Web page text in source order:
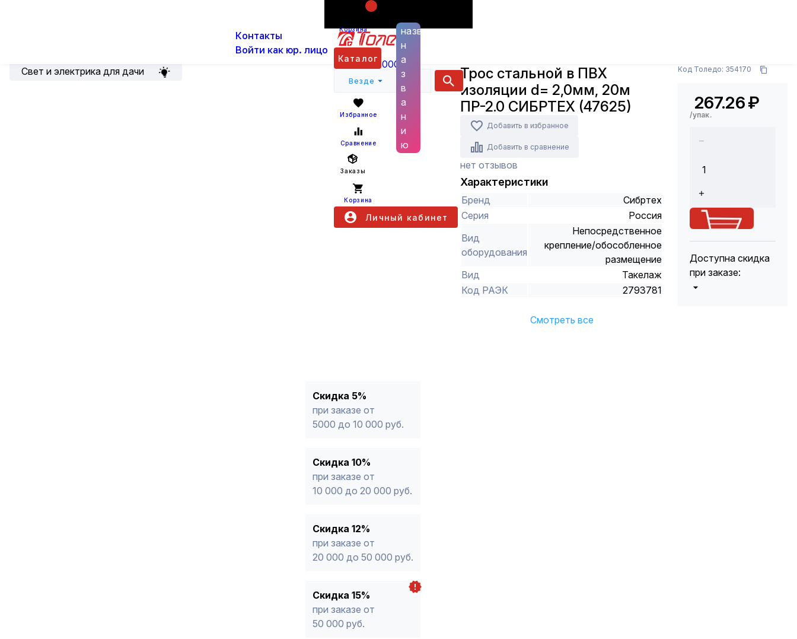
Контакты
Войти как юр. лицо
Корзина
+7 (800) 6000 600
Каталог
Везде
названию
н
а
з
в
а
н
и
ю
Избранное
Сравнение
Заказы
Корзина
Личный кабинет
Свет и электрика для дачи
Каталог Кабельная арматура
20м ПР-2.0 СИБРТЕХ (47625)
Трос стальной в ПВХ
изоляции d= 2,0мм, 20м
ПР-2.0 СИБРТЕХ (47625)
Добавить в избранное
Добавить в сравнение
нет отзывов
Характеристики
Бренд
Сибртех
Серия
Россия
Вид
оборудования
Непосредственное
крепление/обособленное
размещение
Вид
Такелаж
Код РАЭК
2793781
Смотреть все
Код Толедо: 354170
267.26₽
/упак.
Доступна скидка
при заказе:
Скидка 5%
при заказе от
5000 до 10 000 руб.
Скидка 10%
при заказе от
10 000 до 20 000 руб.
Скидка 12%
при заказе от
20 000 до 50 000 руб.
Скидка 15%
при заказе от
50 000 руб.